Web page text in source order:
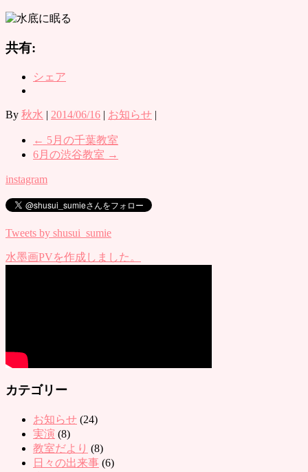
共有:
シェア
By 秋水 | 2014/06/16 | お知らせ |
← 5月の千葉教室
6月の渋谷教室 →
instagram
Tweets by shusui_sumie
水墨画PVを作成しました。
カテゴリー
お知らせ (24)
実演 (8)
教室だより (8)
日々の出来事 (6)